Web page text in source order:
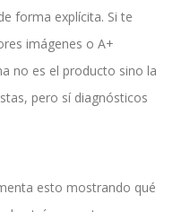
forma explícita. Si te
imágenes o A+
no es el producto sino la
pero sí diagnósticos
esto mostrando qué